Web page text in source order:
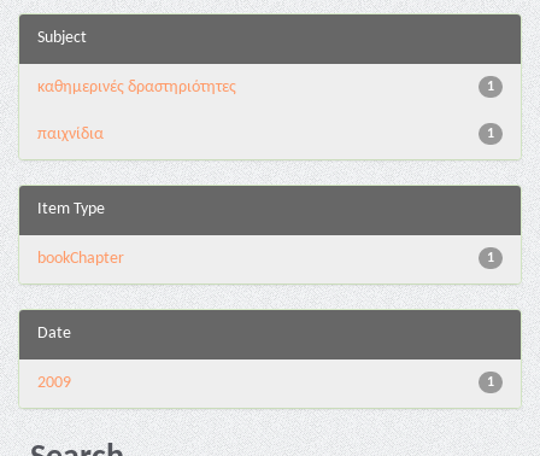
Subject
1
καθημερινές δραστηριότητες
1
παιχνίδια
Item Type
1
bookChapter
Date
1
2009